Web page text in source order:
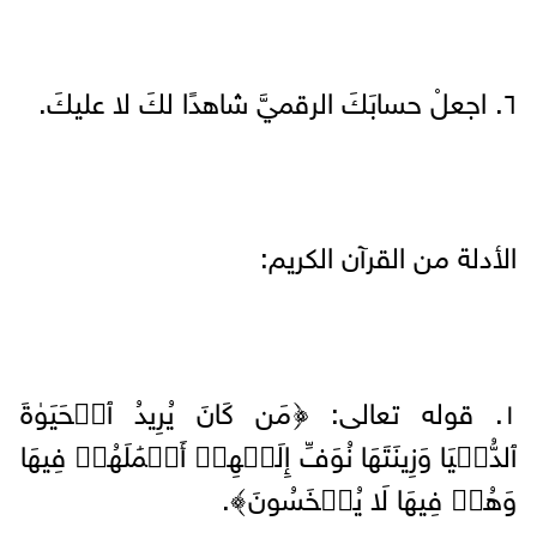
٦. اجعلْ حسابَكَ الرقميَّ شاهدًا لكَ لا عليكَ.
الأدلة من القرآن الكريم:
١. قوله تعالى: ﴿مَن كَانَ یُرِیدُ ٱلۡحَیَوٰةَ
ٱلدُّنۡیَا وَزِینَتَهَا نُوَفِّ إِلَیۡهِمۡ أَعۡمَٰلَهُمۡ فِیهَا
وَهُمۡ فِیهَا لَا یُبۡخَسُونَ﴾.